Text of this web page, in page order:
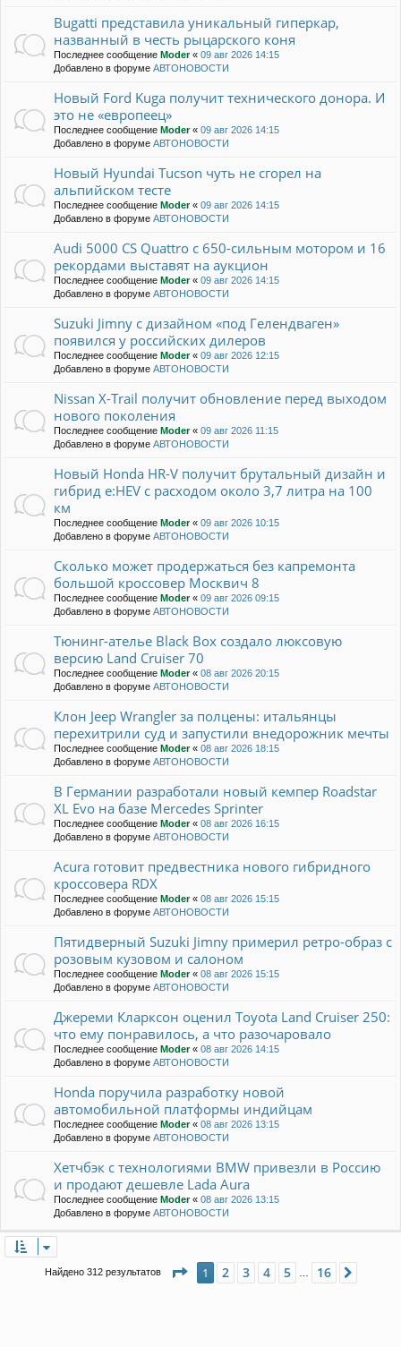
Bugatti представила уникальный гиперкар,
названный в честь рыцарского коня
Последнее сообщение Moder« 09 авг 2026 14:15
Добавлено в форуме АВТОНОВОСТИ
Новый Ford Kuga получит технического донора. И
это не «европеец»
Последнее сообщение Moder« 09 авг 2026 14:15
Добавлено в форуме АВТОНОВОСТИ
Новый Hyundai Tucson чуть не сгорел на
альпийском тесте
Последнее сообщение Moder« 09 авг 2026 14:15
Добавлено в форуме АВТОНОВОСТИ
Audi 5000 CS Quattro с 650-сильным мотором и 16
рекордами выставят на аукцион
Последнее сообщение Moder« 09 авг 2026 14:15
Добавлено в форуме АВТОНОВОСТИ
Suzuki Jimny с дизайном «под Гелендваген»
появился у российских дилеров
Последнее сообщение Moder« 09 авг 2026 12:15
Добавлено в форуме АВТОНОВОСТИ
Nissan X-Trail получит обновление перед выходом
нового поколения
Последнее сообщение Moder« 09 авг 2026 11:15
Добавлено в форуме АВТОНОВОСТИ
Новый Honda HR-V получит брутальный дизайн и
гибрид e:HEV с расходом около 3,7 литра на 100
км
Последнее сообщение Moder« 09 авг 2026 10:15
Добавлено в форуме АВТОНОВОСТИ
Сколько может продержаться без капремонта
большой кроссовер Москвич 8
Последнее сообщение Moder« 09 авг 2026 09:15
Добавлено в форуме АВТОНОВОСТИ
Тюнинг-ателье Black Box создало люксовую
версию Land Cruiser 70
Последнее сообщение Moder« 08 авг 2026 20:15
Добавлено в форуме АВТОНОВОСТИ
Клон Jeep Wrangler за полцены: итальянцы
перехитрили суд и запустили внедорожник мечты
Последнее сообщение Moder« 08 авг 2026 18:15
Добавлено в форуме АВТОНОВОСТИ
В Германии разработали новый кемпер Roadstar
XL Evo на базе Mercedes Sprinter
Последнее сообщение Moder« 08 авг 2026 16:15
Добавлено в форуме АВТОНОВОСТИ
Acura готовит предвестника нового гибридного
кроссовера RDX
Последнее сообщение Moder« 08 авг 2026 15:15
Добавлено в форуме АВТОНОВОСТИ
Пятидверный Suzuki Jimny примерил ретро-образ с
розовым кузовом и салоном
Последнее сообщение Moder« 08 авг 2026 15:15
Добавлено в форуме АВТОНОВОСТИ
Джереми Кларксон оценил Toyota Land Cruiser 250:
что ему понравилось, а что разочаровало
Последнее сообщение Moder« 08 авг 2026 14:15
Добавлено в форуме АВТОНОВОСТИ
Honda поручила разработку новой
автомобильной платформы индийцам
Последнее сообщение Moder« 08 авг 2026 13:15
Добавлено в форуме АВТОНОВОСТИ
Хетчбэк с технологиями BMW привезли в Россию
и продают дешевле Lada Aura
Последнее сообщение Moder« 08 авг 2026 13:15
Добавлено в форуме АВТОНОВОСТИ
Найдено 312 результатов Страница из 16
1 2 3 4 5 16